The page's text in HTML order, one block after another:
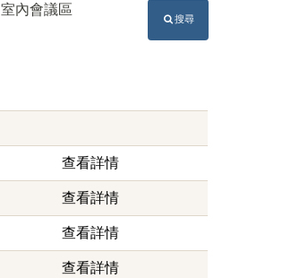
室內會議區
搜尋
查看詳情
查看詳情
查看詳情
查看詳情